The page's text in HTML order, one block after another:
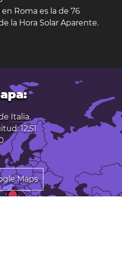
Roma es la de 76
la Hora Solar Aparente.
Italia.
12,51
Maps